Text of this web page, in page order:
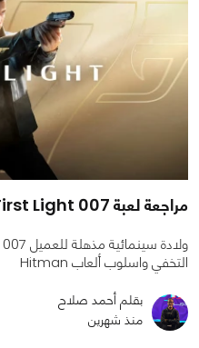
مراجعة لعبة 007 First Light
التخفي واسلوب ألعاب Hitman
بقلم أحمد صلاح
منذ شهرين